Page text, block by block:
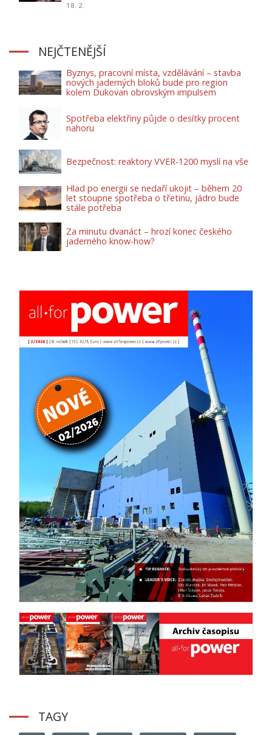
18. 2.
NEJČTENĚJŠÍ
Byznys, pracovní místa, vzdělávání – stavba
nových jaderných bloků bude pro region
kolem Dukovan obrovským impulsem
Spotřeba elektřiny půjde o desítky procent
nahoru
Bezpečnost: reaktory VVER-1200 myslí na vše
Hlad po energii se nedaří ukojit – během 20
let stoupne spotřeba o třetinu, jádro bude
stále potřeba
Za minutu dvanáct – hrozí konec českého
jaderného know-how?
TAGY